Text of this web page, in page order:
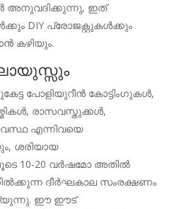
അനുവദിക്കുന്നു, ഇത്
DIY പ്രോജക്റ്റുകൾക്കും
കഴിയും.
പോളിയുറീൻ കോട്ടിംഗുകൾ,
രാസവസ്തുക്കൾ,
എന്നിവയെ
ശരിയായ
10-20 വർഷമോ അതിൽ
ദീർഘകാല സംരക്ഷണം
ഈ ഈട്